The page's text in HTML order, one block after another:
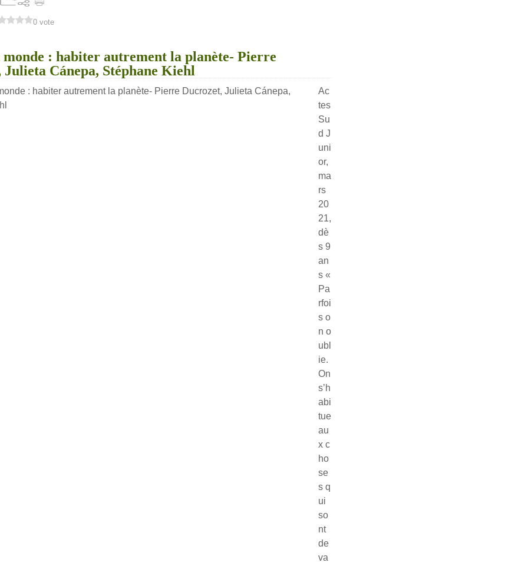
0 vote
monde : habiter autrement la planète- Pierre
Cánepa, Stéphane Kiehl
Ac
tes
Su
d J
uni
or,
ma
rs
20
21,
dè
s 9
an
s «
Pa
rfoi
s o
n o
ubl
ie.
On
s’h
abi
tue
au
x c
ho
se
s q
ui
so
nt
de
va